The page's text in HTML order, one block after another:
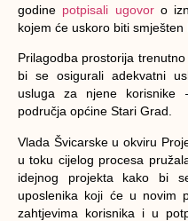
godine potpisali ugovoro
kojem će uskoro biti smješten
Prilagodba prostorija
bi se osigurali adekvatni
usluga za njene korisnike
područja općine Stari Grad.
Vlada Švicarske u okviru
u toku cijelog procesa
idejnog projekta kako bi
uposlenika koji će u novim
zahtjevima korisnika i u